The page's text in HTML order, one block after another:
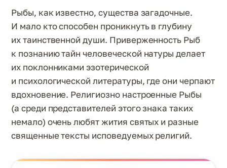
Рыбы, как известно, существа загадочные.
И мало кто способен проникнуть в глубину
их таинственной души. Приверженность Рыб
к познанию тайн человеческой натуры делает
их поклонниками эзотерической
и психологической литературы, где они черпают
вдохновение. Религиозно настроенные Рыбы
(а среди представителей этого знака таких
немало) очень любят жития святых и разные
священные тексты исповедуемых религий.